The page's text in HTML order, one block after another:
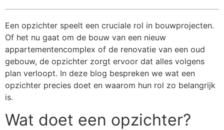
Een opzichter speelt een cruciale rol in bouwprojecten.
Of het nu gaat om de bouw van een nieuw
appartementencomplex of de renovatie van een oud
gebouw, de opzichter zorgt ervoor dat alles volgens
plan verloopt. In deze blog bespreken we wat een
opzichter precies doet en waarom hun rol zo belangrijk
is.
Wat doet een opzichter?